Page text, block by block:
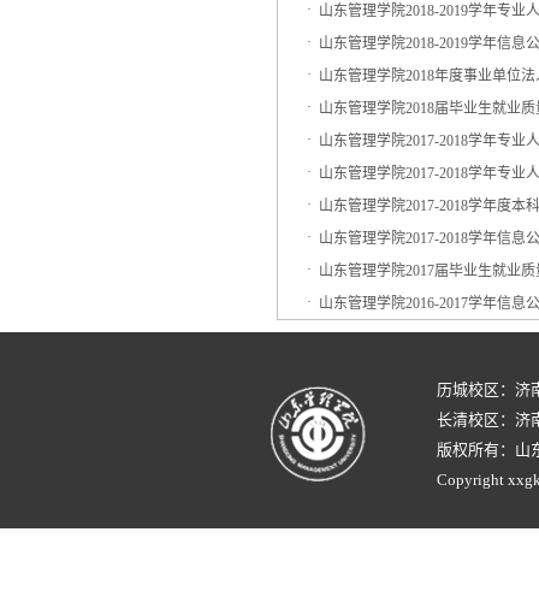
· 山东管理学院2018-2019学年专业
· 山东管理学院2018-2019学年信息
· 山东管理学院2018年度事业单位
· 山东管理学院2018届毕业生就业
· 山东管理学院2017-2018学年专业
· 山东管理学院2017-2018学年专业
· 山东管理学院2017-2018学年度本
· 山东管理学院2017-2018学年信息
· 山东管理学院2017届毕业生就业
· 山东管理学院2016-2017学年信息
历城校区：
长清校区：
版权所有：山
Copyright